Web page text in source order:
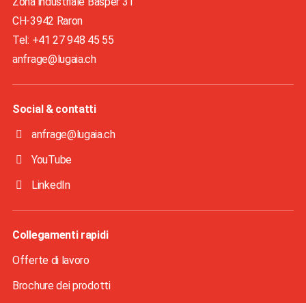
CH-3942 Raron
Tel: +41 27 948 45 55
anfrage@lugaia.ch
Social & contatti
anfrage@lugaia.ch
YouTube
LinkedIn
Collegamenti rapidi
Offerte di lavoro
Brochure dei prodotti